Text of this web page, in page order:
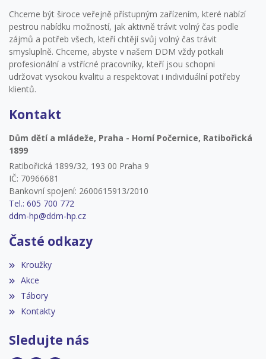
Chceme být široce veřejně přístupným zařízením, které nabízí
pestrou nabídku možností, jak aktivně trávit volný čas podle
zájmů a potřeb všech, kteří chtějí svůj volný čas trávit
smysluplně. Chceme, abyste v našem DDM vždy potkali
profesionální a vstřícné pracovníky, kteří jsou schopni
udržovat vysokou kvalitu a respektovat i individuální potřeby
klientů.
Kontakt
Dům dětí a mládeže, Praha - Horní Počernice, Ratibořická
1899
Ratibořická 1899/32, 193 00 Praha 9
IČ: 70966681
Bankovní spojení: 2600615913/2010
Tel.: 605 700 772
ddm-hp@ddm-hp.cz
Časté odkazy
Kroužky
Akce
Tábory
Kontakty
Sledujte nás